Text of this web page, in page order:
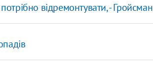
потрібно відремонтувати, - Гройсман